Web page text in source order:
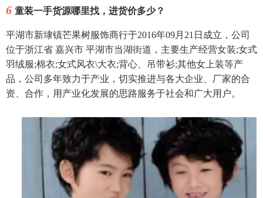
6 童装一手货源哪里找，进货价多少？
平湖市新埭镇芒果树服饰商行于2016年09月21日成立，公司
位于浙江省 嘉兴市 平湖市当湖街道，主要生产经营女装;女式
羽绒服;棉衣;女式风衣\大衣;背心、吊带衫;其他女上装等产
品，公司多年致力于产业，切实推进与各大企业、厂家的合
资、合作，用产业化发展的思路服务于社会和广大用户。